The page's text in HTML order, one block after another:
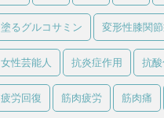
塗るグルコサミン 変形性膝関
女性芸能人 抗炎症作用 抗
疲労回復 筋肉疲労 筋肉痛